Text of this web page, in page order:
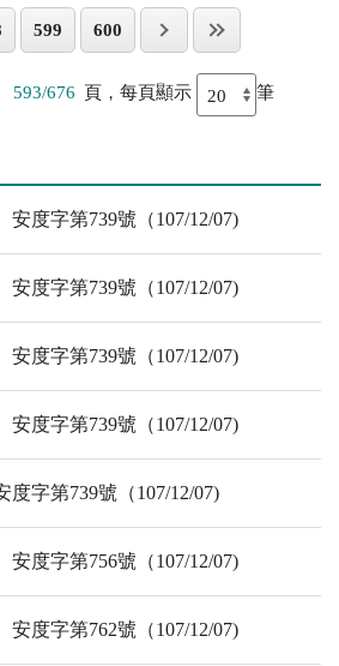
599 600
593/676 頁，每頁顯示 筆
安度字第739號（107/12/07)
安度字第739號（107/12/07)
安度字第739號（107/12/07)
安度字第739號（107/12/07)
度字第739號（107/12/07)
安度字第756號（107/12/07)
安度字第762號（107/12/07)